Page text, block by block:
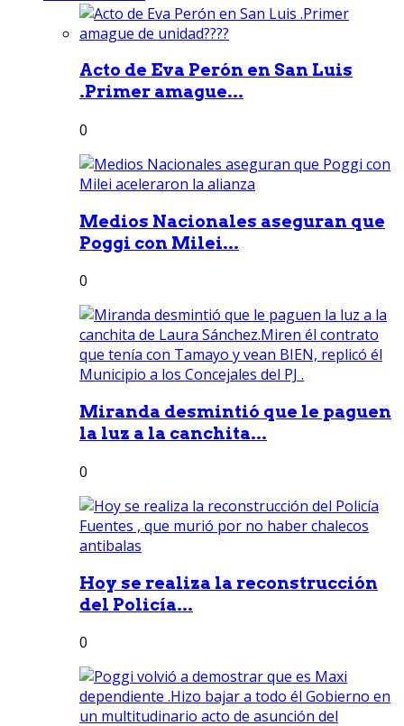
Acto de Eva Perón en San Luis
.Primer amague...
0
Medios Nacionales aseguran que
Poggi con Milei...
0
Miranda desmintió que le paguen
la luz a la canchita...
0
Hoy se realiza la reconstrucción
del Policía...
0